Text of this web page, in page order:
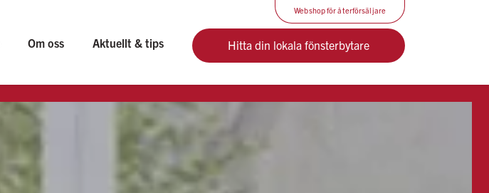
Webshop för återförsäljare
Om oss Aktuellt & tips Hitta din lokala fönsterbytare